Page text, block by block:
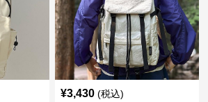
¥3,430 (税込)